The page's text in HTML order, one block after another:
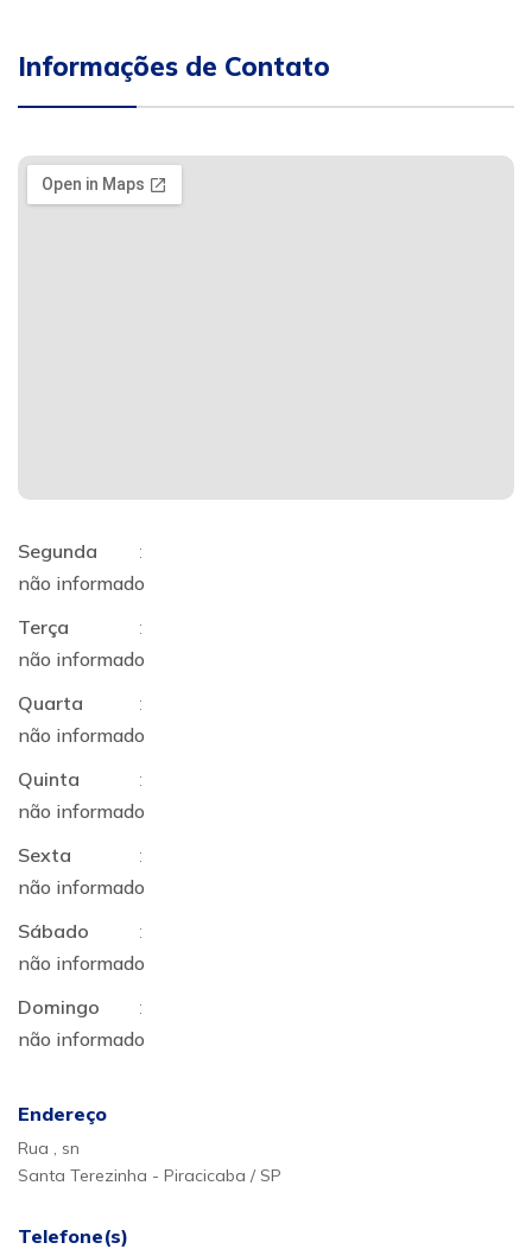
Informações de Contato
Segunda
:
não informado
Terça
:
não informado
Quarta
:
não informado
Quinta
:
não informado
Sexta
:
não informado
Sábado
:
não informado
Domingo
:
não informado
Endereço
Rua , sn
Santa Terezinha - Piracicaba / SP
Telefone(s)